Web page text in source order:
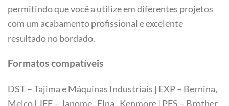
permitindo que você a utilize em diferentes projetos
com um acabamento profissional e excelente
resultado no bordado.
Formatos compatíveis
DST – Tajima e Máquinas Industriais | EXP – Bernina,
Melco | JEF – Janome, Elna, Kenmore | PES – Brother,